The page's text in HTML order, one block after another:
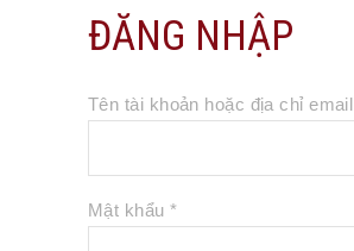
ĐĂNG NHẬP
Tên tài khoản hoặc địa chỉ email
Mật khẩu*